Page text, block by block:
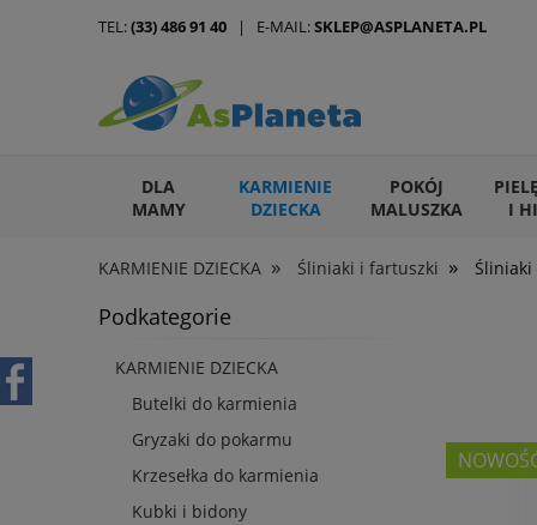
DLA
MAMY
KARMIENIE
DZIECKA
POKÓJ
MALUSZKA
I
ARTYKUŁY DLA ZWIERZĄT
KARMIENIE DZIECKA » Śliniaki i fartuszki »
TEL:(33) 486 91 40 | E-MAIL:SKLEP@ASPLANETA.PL
Podkategorie
KARMIENIE DZIECKA
Butelki do karmienia
Gryzaki do pokarmu
Krzesełka do karmienia
Kubki i bidony